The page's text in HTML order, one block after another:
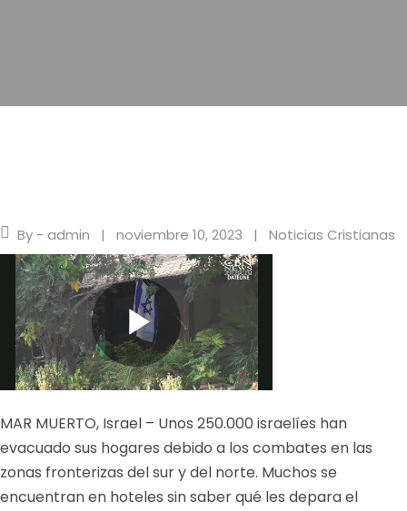
By - admin noviembre 10, 2023 Noticias Cristianas
MAR MUERTO, Israel – Unos 250.000 israelíes han
evacuado sus hogares debido a los combates en las
zonas fronterizas del sur y del norte. Muchos se
encuentran en hoteles sin saber qué les depara el